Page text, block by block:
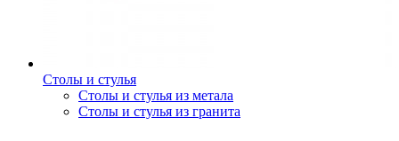
Столы и стулья
Столы и стулья из метала
Столы и стулья из гранита